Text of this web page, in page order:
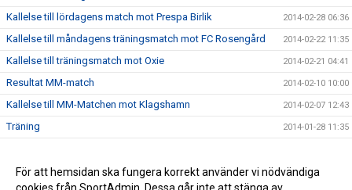
Kallelse till lördagens match mot Prespa Birlik 2014-02-28 06:36
Kallelse till måndagens träningsmatch mot FC Rosengård 2014-02-22 11:35
Kallelse till träningsmatch mot Oxie 2014-02-21 04:41
Resultat MM-match 2014-02-10 10:00
Kallelse till MM-Matchen mot Klagshamn 2014-02-07 12:43
Träning 2014-01-28 11:35
Lördagsträningen är inställd 2014-01-17 20:19
För att hemsidan ska fungera korrekt använder vi nödvändiga